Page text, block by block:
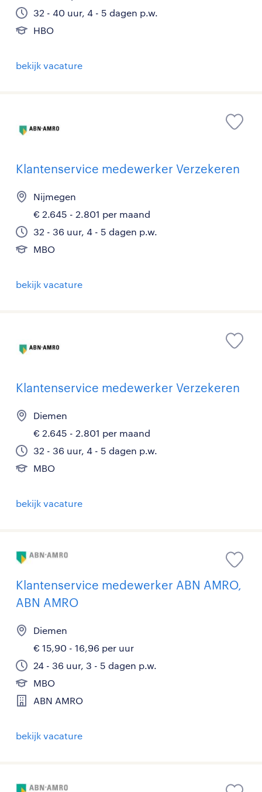
32 - 40 uur, 4 - 5 dagen p.w.
HBO
bekijk vacature
Klantenservice medewerker Verzekeren
Nijmegen
€ 2.645 - 2.801 per maand
32 - 36 uur, 4 - 5 dagen p.w.
MBO
bekijk vacature
Klantenservice medewerker Verzekeren
Diemen
€ 2.645 - 2.801 per maand
32 - 36 uur, 4 - 5 dagen p.w.
MBO
bekijk vacature
Klantenservice medewerker ABN AMRO,
ABN AMRO
Diemen
€ 15,90 - 16,96 per uur
24 - 36 uur, 3 - 5 dagen p.w.
MBO
ABN AMRO
bekijk vacature